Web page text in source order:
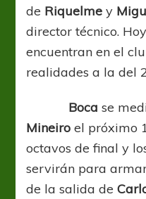
de Riquelme y
director técnico.
encuentran en el
realidades a la del
Boca se
Mineiro el próximo
octavos de final y
servirán para
de la salida de